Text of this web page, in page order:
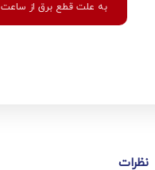
به علت قطع برق از ساعت 14 تا 16 با شماره موبایل همکاران بخش فروش تماس بگیرید.
نظرات